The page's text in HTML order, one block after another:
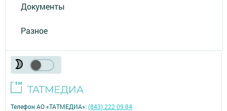
Документы
Разное
Телефон АО «ТАТМЕДИА»:(843) 222 09 84